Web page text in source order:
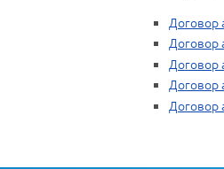
Договор
Договор
Договор
Договор
Договор